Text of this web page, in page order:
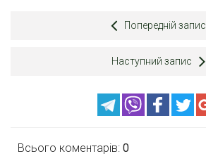
Попередній запис
Наступний запис
Всього коментарів: 0